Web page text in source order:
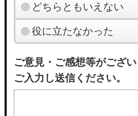
どちらともいえない
役に立たなかった
ご意見・ご感想等がござ
ご入力し送信ください。